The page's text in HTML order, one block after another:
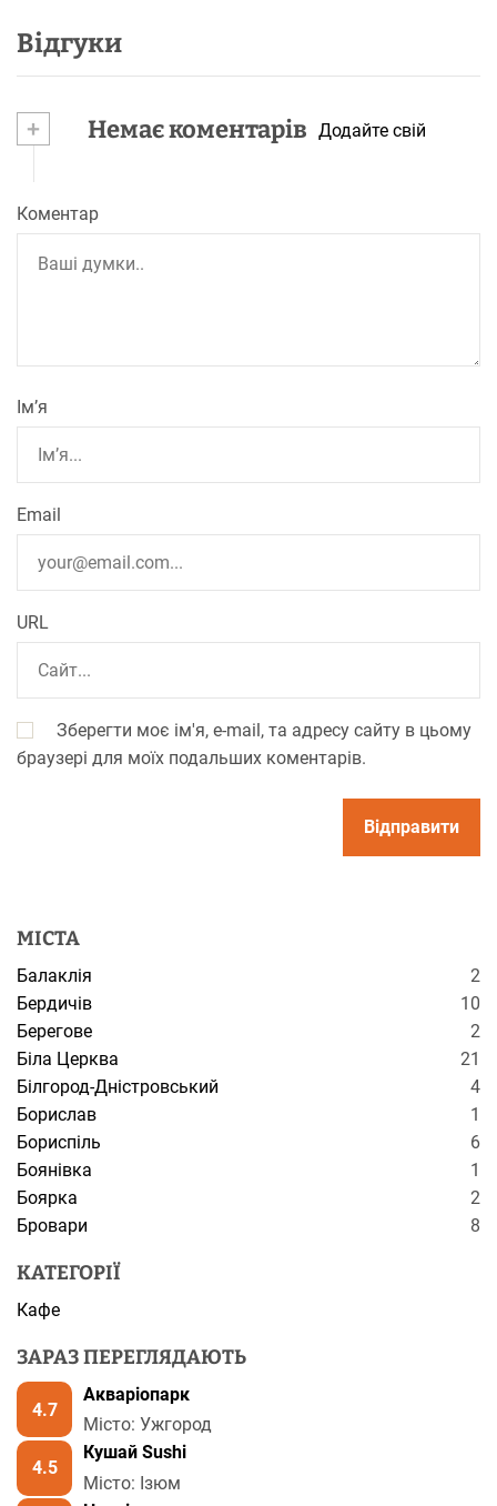
Відгуки
+ Немає коментарів Додайте свій
Коментар
Ім’я
Email
URL
Зберегти моє ім'я, e-mail, та адресу сайту в цьому
браузері для моїх подальших коментарів.
МІСТА
Балаклія
2
Бердичів
10
Берегове
2
Біла Церква
21
Білгород-Дністровський
4
Борислав
1
Бориспіль
6
Боянівка
1
Боярка
2
Бровари
8
КАТЕГОРІЇ
Кафе
ЗАРАЗ ПЕРЕГЛЯДАЮТЬ
4.7
Акваріопарк
Місто: Ужгород
4.5
Кушай Sushi
Місто: Ізюм